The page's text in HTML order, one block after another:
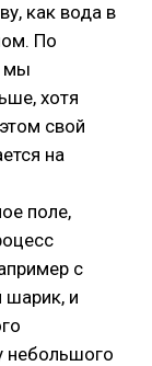
как вода в
По
мы
хотя
свой
на
поле,
с
шарик, и
небольшого